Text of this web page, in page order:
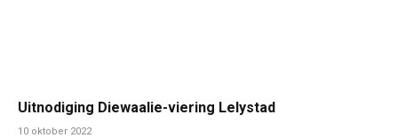
Uitnodiging Diewaalie-viering Lelystad
10 oktober 2022